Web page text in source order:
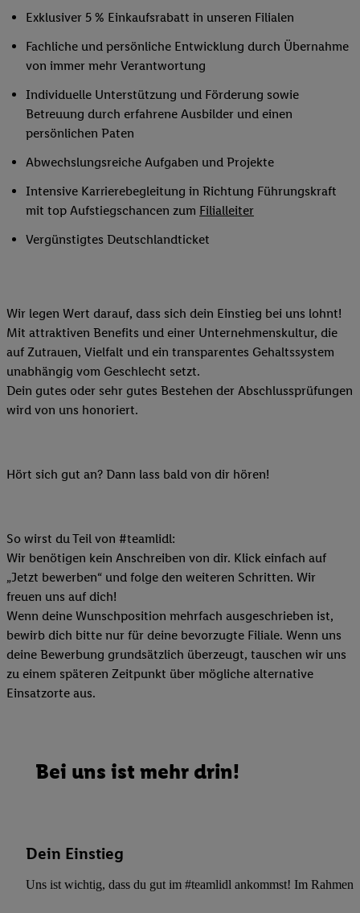
Exklusiver 5 % Einkaufsrabatt in unseren Filialen
Fachliche und persönliche Entwicklung durch Übernahme
von immer mehr Verantwortung
Individuelle Unterstützung und Förderung sowie
Betreuung durch erfahrene Ausbilder und einen
persönlichen Paten
Abwechslungsreiche Aufgaben und Projekte
Intensive Karrierebegleitung in Richtung Führungskraft
mit top Aufstiegschancen zum Filialleiter
Vergünstigtes Deutschlandticket
Wir legen Wert darauf, dass sich dein Einstieg bei uns lohnt!
Mit attraktiven Benefits und einer Unternehmenskultur, die
auf Zutrauen, Vielfalt und ein transparentes Gehaltssystem
unabhängig vom Geschlecht setzt.
Dein gutes oder sehr gutes Bestehen der Abschlussprüfungen
wird von uns honoriert.
Hört sich gut an? Dann lass bald von dir hören!
So wirst du Teil von #teamlidl:
Wir benötigen kein Anschreiben von dir. Klick einfach auf
„Jetzt bewerben“ und folge den weiteren Schritten. Wir
freuen uns auf dich!
Wenn deine Wunschposition mehrfach ausgeschrieben ist,
bewirb dich bitte nur für deine bevorzugte Filiale. Wenn uns
deine Bewerbung grundsätzlich überzeugt, tauschen wir uns
zu einem späteren Zeitpunkt über mögliche alternative
Einsatzorte aus.
Bei uns ist mehr drin!
Dein Einstieg
Uns ist wichtig, dass du gut im #teamlidl ankommst! Im Rahmen